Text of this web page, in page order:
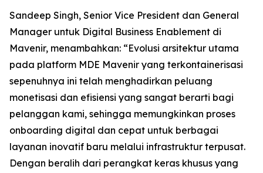
Sandeep Singh, Senior Vice President dan General
Manager untuk Digital Business Enablement di
Mavenir, menambahkan: “Evolusi arsitektur utama
pada platform MDE Mavenir yang terkontainerisasi
sepenuhnya ini telah menghadirkan peluang
monetisasi dan efisiensi yang sangat berarti bagi
pelanggan kami, sehingga memungkinkan proses
onboarding digital dan cepat untuk berbagai
layanan inovatif baru melalui infrastruktur terpusat.
Dengan beralih dari perangkat keras khusus yang